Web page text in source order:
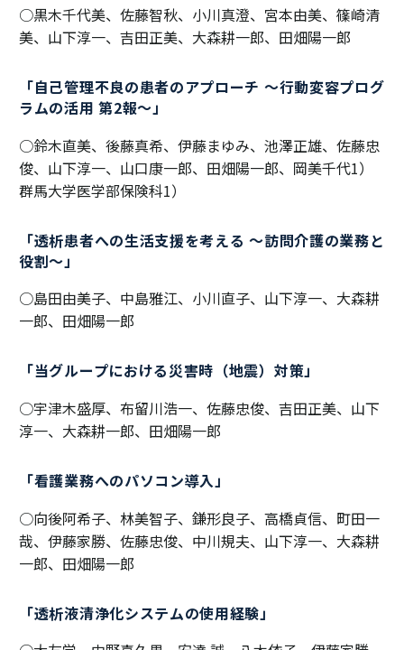
○黒木千代美、佐藤智秋、小川真澄、宮本由美、篠崎清
美、山下淳一、吉田正美、大森耕一郎、田畑陽一郎
「自己管理不良の患者のアプローチ ～行動変容プログ
ラムの活用 第2報～」
○鈴木直美、後藤真希、伊藤まゆみ、池澤正雄、佐藤忠
俊、山下淳一、山口康一郎、田畑陽一郎、岡美千代1）
群馬大学医学部保険科1）
「透析患者への生活支援を考える ～訪問介護の業務と
役割～」
○島田由美子、中島雅江、小川直子、山下淳一、大森耕
一郎、田畑陽一郎
「当グループにおける災害時（地震）対策」
○宇津木盛厚、布留川浩一、佐藤忠俊、吉田正美、山下
淳一、大森耕一郎、田畑陽一郎
「看護業務へのパソコン導入」
○向後阿希子、林美智子、鎌形良子、高橋貞信、町田一
哉、伊藤家勝、佐藤忠俊、中川規夫、山下淳一、大森耕
一郎、田畑陽一郎
「透析液清浄化システムの使用経験」